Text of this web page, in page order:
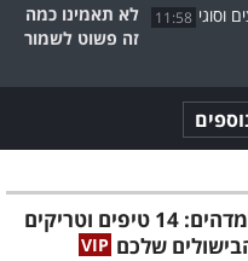
11:58
לא תאמינו כמה
זה פשוט לשמור
מטעים למדהים: 14 טיפים וטריקים
שלכם